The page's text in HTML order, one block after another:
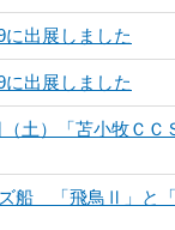
出展しました
に出展しました
土）「苫小牧ＣＣ
船 「飛鳥Ⅱ」と